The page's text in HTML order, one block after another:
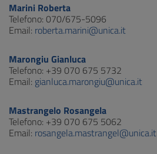
Marini Roberta
Telefono: 070/675-5096
Email: roberta.marini@unica.it
Marongiu Gianluca
Telefono: +39 070 675 5732
Email: gianluca.marongiu@unica.it
Mastrangelo Rosangela
Telefono: +39 070 675 5062
Email: rosangela.mastrangel@unica.it